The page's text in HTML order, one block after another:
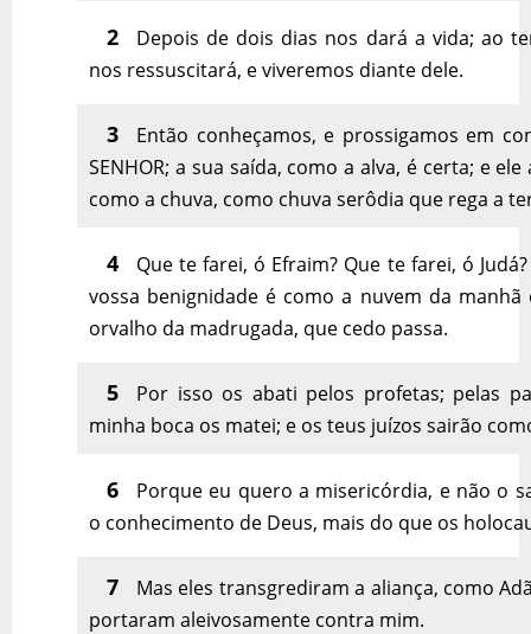
2
Depois de dois dias nos dará a vida; ao
nos ressuscitará, e viveremos diante dele.
3
Então conheçamos, e prossigamos em
SENHOR; a sua saída, como a alva, é certa; e
como a chuva, como chuva serôdia que rega a
4
Que te farei, ó Efraim? Que te farei, ó
vossa benignidade é como a nuvem da manhã
orvalho da madrugada, que cedo passa.
5
Por isso os abati pelos profetas; pelas
minha boca os matei; e os teus juízos sairão
6
Porque eu quero a misericórdia, e não o
o conhecimento de Deus, mais do que os
7
Mas eles transgrediram a aliança, como
portaram aleivosamente contra mim.